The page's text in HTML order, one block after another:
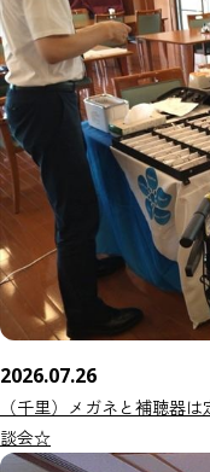
2026.07.26
（千里）メガネと補聴器
談会☆